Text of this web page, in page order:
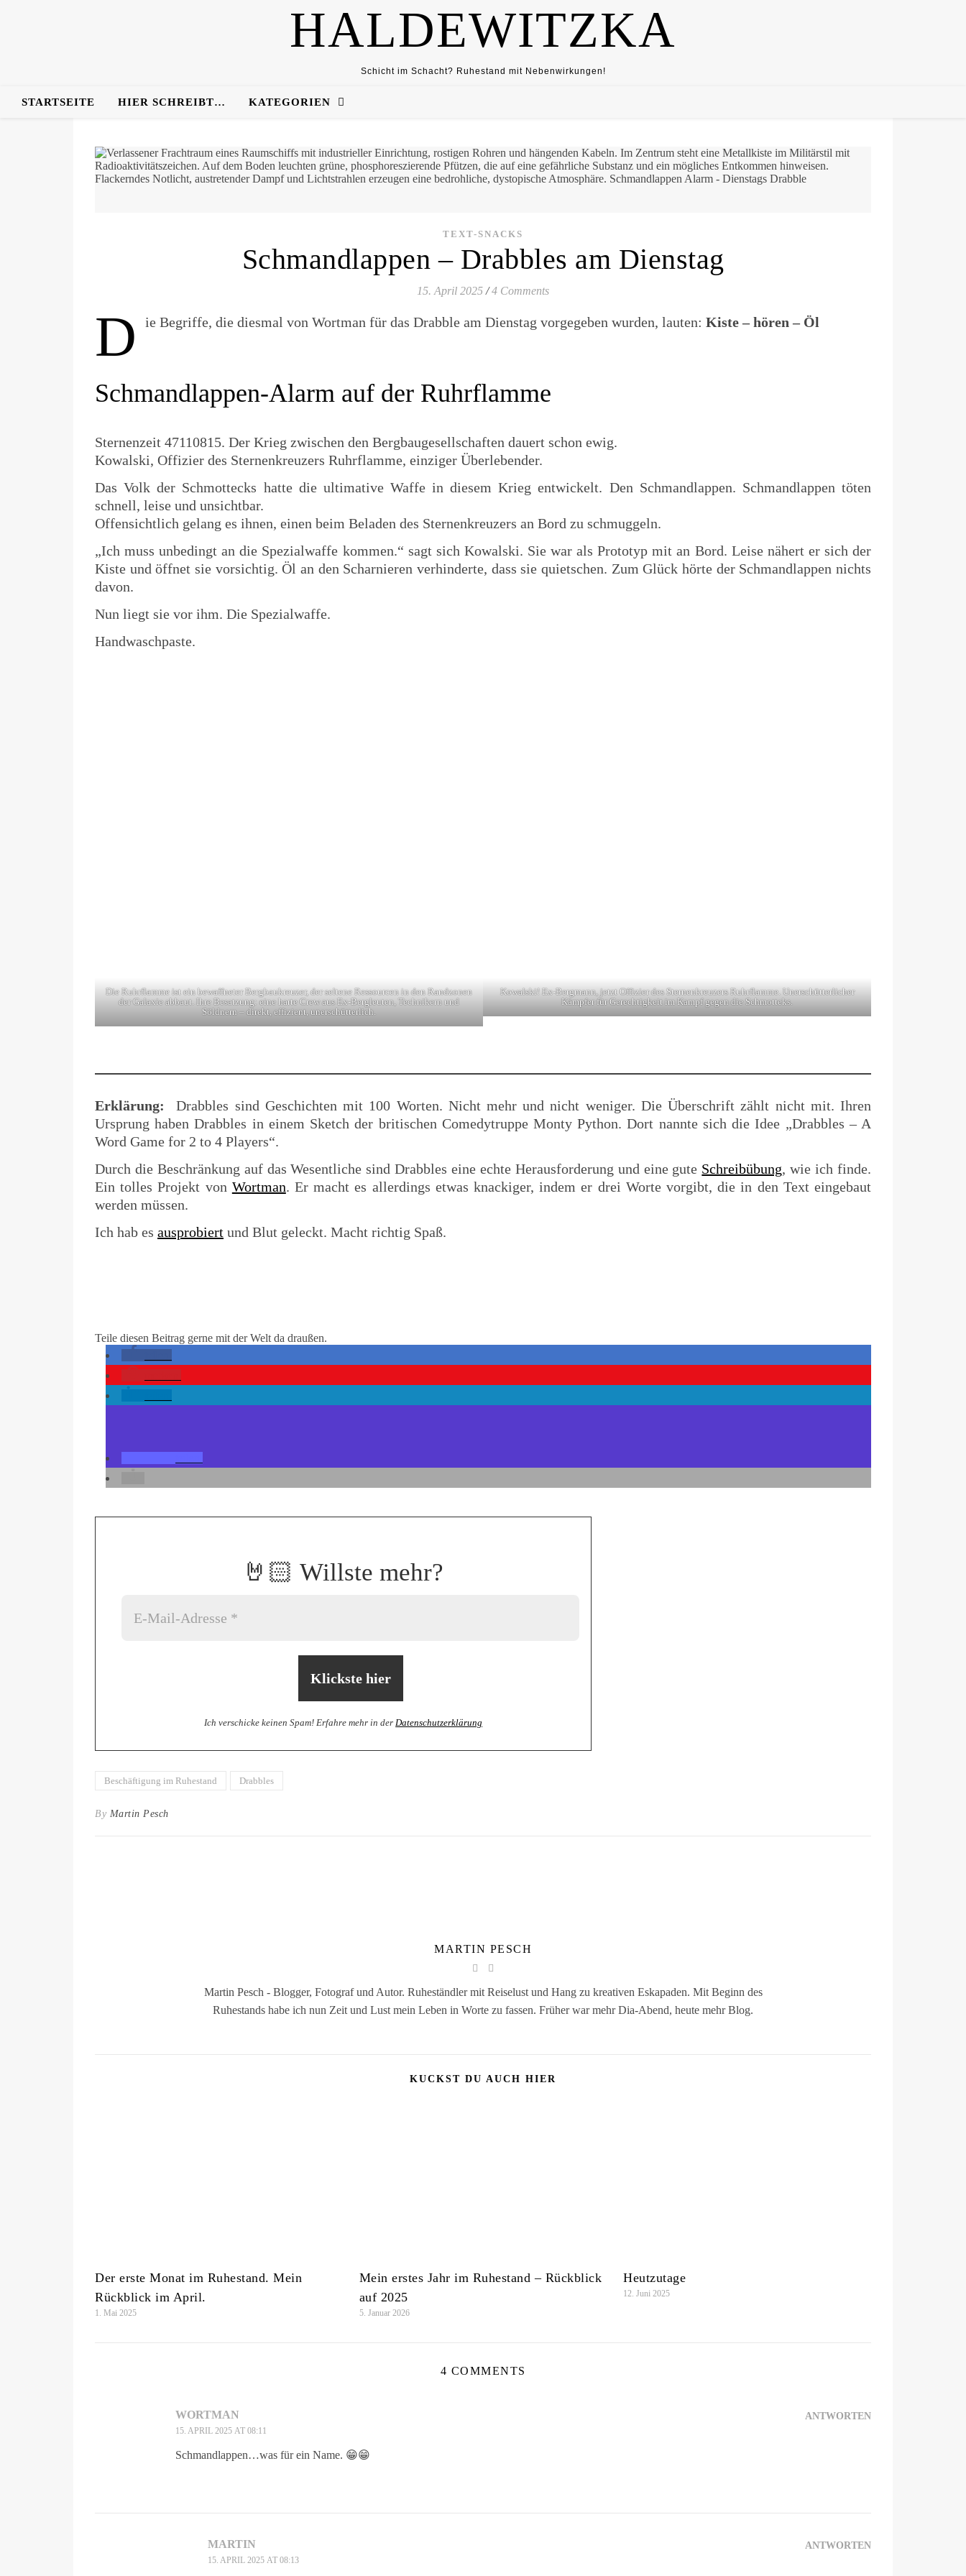
HALDEWITZKA
Schicht im Schacht? Ruhestand mit Nebenwirkungen!
STARTSEITE HIER SCHREIBT… KATEGORIEN
TEXT-SNACKS
Schmandlappen – Drabbles am Dienstag
15. April 2025 / 4 Comments
D ie Begriffe, die diesmal von Wortman für das Drabble am Dienstag vorgegeben wurden, lauten: Kiste – hören – Öl
Schmandlappen-Alarm auf der Ruhrflamme
Sternenzeit 47110815. Der Krieg zwischen den Bergbaugesellschaften dauert schon ewig.
Kowalski, Offizier des Sternenkreuzers Ruhrflamme, einziger Überlebender.
Das Volk der Schmottecks hatte die ultimative Waffe in diesem Krieg entwickelt. Den Schmandlappen. Schmandlappen töten
schnell, leise und unsichtbar.
Offensichtlich gelang es ihnen, einen beim Beladen des Sternenkreuzers an Bord zu schmuggeln.
„Ich muss unbedingt an die Spezialwaffe kommen.“ sagt sich Kowalski. Sie war als Prototyp mit an Bord. Leise nähert er sich der
Kiste und öffnet sie vorsichtig. Öl an den Scharnieren verhinderte, dass sie quietschen. Zum Glück hörte der Schmandlappen nichts
davon.
Nun liegt sie vor ihm. Die Spezialwaffe.
Handwaschpaste.
Die Ruhrflamme ist ein bewaffneter Bergbaukreuzer, der seltene Ressourcen in den Randzonen
der Galaxie abbaut. Ihre Besatzung: eine harte Crew aus Ex-Bergleuten, Technikern und
Söldnern – direkt, effizient, unerschütterlich.
Kowalski! Ex-Bergmann, jetzt Offizier des Sternenkreuzers Ruhrflamme. Unerschütterlicher
Kämpfer für Gerechtigkeit im Kampf gegen die Schmotteks.
Erklärung: Drabbles sind Geschichten mit 100 Worten. Nicht mehr und nicht weniger. Die Überschrift zählt nicht mit. Ihren
Ursprung haben Drabbles in einem Sketch der britischen Comedytruppe Monty Python. Dort nannte sich die Idee „Drabbles – A
Word Game for 2 to 4 Players“.
Durch die Beschränkung auf das Wesentliche sind Drabbles eine echte Herausforderung und eine gute Schreibübung, wie ich finde.
Ein tolles Projekt von Wortman. Er macht es allerdings etwas knackiger, indem er drei Worte vorgibt, die in den Text eingebaut
werden müssen.
Ich hab es ausprobiert und Blut geleckt. Macht richtig Spaß.
Teile diesen Beitrag gerne mit der Welt da draußen.
🤘🏻Willste mehr?
Ich verschicke keinen Spam! Erfahre mehr in der Datenschutzerklärung
Beschäftigung im Ruhestand Drabbles
By Martin Pesch
MARTIN PESCH
Martin Pesch - Blogger, Fotograf und Autor. Ruheständler mit Reiselust und Hang zu kreativen Eskapaden. Mit Beginn des
Ruhestands habe ich nun Zeit und Lust mein Leben in Worte zu fassen. Früher war mehr Dia-Abend, heute mehr Blog.
KUCKST DU AUCH HIER
Der erste Monat im Ruhestand. Mein
Rückblick im April.
1. Mai 2025
Mein erstes Jahr im Ruhestand – Rückblick
auf 2025
5. Januar 2026
Heutzutage
12. Juni 2025
4 COMMENTS
WORTMAN
15. APRIL 2025 AT 08:11
ANTWORTEN
Schmandlappen…was für ein Name. 😁😁
MARTIN
15. APRIL 2025 AT 08:13
ANTWORTEN